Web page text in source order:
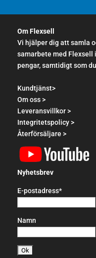
Om Flexsell
Vi hjälper dig att samla
samarbete med Flexsell
pengar, samtidigt som
Kundtjänst>
Om oss >
Leveransvillkor >
Integritetspolicy >
Återförsäljare >
Nyhetsbrev
E-postadress*
Namn